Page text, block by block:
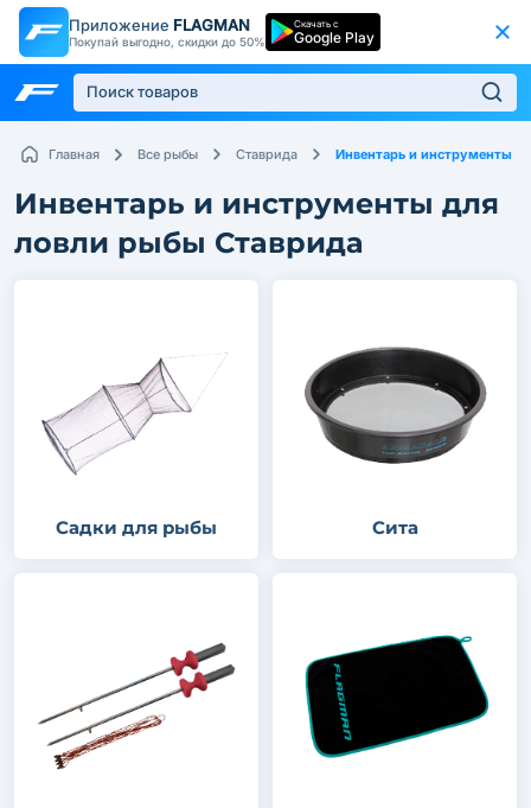
Приложение FLAGMAN
Покупай выгодно, скидки до 50%
Скачать с
Google Play
Главная Все рыбы Ставрида Инвентарь и инструменты
Инвентарь и инструменты для
ловли рыбы Ставрида
Садки для рыбы Сита